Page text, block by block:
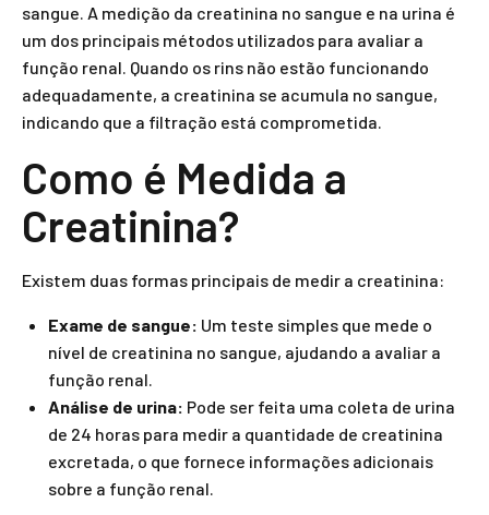
sangue. A medição da creatinina no sangue e na urina é
um dos principais métodos utilizados para avaliar a
função renal. Quando os rins não estão funcionando
adequadamente, a creatinina se acumula no sangue,
indicando que a filtração está comprometida.
Como é Medida a
Creatinina?
Existem duas formas principais de medir a creatinina:
Exame de sangue: Um teste simples que mede o
nível de creatinina no sangue, ajudando a avaliar a
função renal.
Análise de urina: Pode ser feita uma coleta de urina
de 24 horas para medir a quantidade de creatinina
excretada, o que fornece informações adicionais
sobre a função renal.